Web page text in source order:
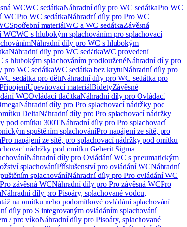
WCWC sedátkaNáhradní díly pro WC sedátkaPro WC
WCPro WC sedátkaNáhradní díly pro Pro WC
Spotřební materiálWC a WC sedátkaZávěsná
WCWC s hlubokým splachováním pro splachovací
Náhradní díly pro WC s hlubokým
Náhradní díly pro WC sedátkaWC provedení
s hlubokým splachováním prodlouženéNáhradní díly pro
pro WC sedátkaWC sedátka bez krytuNáhradní díly pro
sedátka pro dětiNáhradní díly pro WC sedátka pro
PřipojeníUpevňovací materiálBidetyZávěsné
WCOvládací tlačítkaNáhradní díly pro Ovládací
Náhradní díly pro Pro splachovací nádržky pod
DeltaNáhradní díly pro Pro splachovací nádržky
pod omítku 300TNáhradní díly pro Pro splachovací
spuštěním splachováníPro napájení ze sítě, pro
Pro napájení ze sítě, pro splachovací nádržky pod omítku
nádržky pod omítku Geberit Sigma
Náhradní díly pro Ovládání WC s pneumatickým
splachováníPříslušenství pro ovládání WCNáhradní
splachováníNáhradní díly pro Pro ovládání WC
Pro závěsná WCNáhradní díly pro Pro závěsná WCPro
Náhradní díly pro Pisoáry, splachované vodou,
na omítku nebo podomítkové ovládání splachování
díly pro S integrovaným ovládáním splachování
/ pro víkoNáhradní díly pro Pisoáry, splachované